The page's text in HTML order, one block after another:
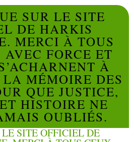
SUR LE SITE
DE HARKIS
MERCI À TOUS
FORCE ET
À
LA MÉMOIRE DES
QUE JUSTICE,
HISTOIRE NE
OUBLIÉS.